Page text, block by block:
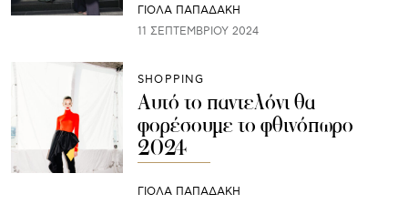
ΓΙΌΛΑ ΠΑΠΑΔΆΚΗ
11 ΣΕΠΤΕΜΒΡΊΟΥ 2024
SHOPPING
Αυτό το παντελόνι θα
φορέσουμε το φθινόπωρο
2024
ΓΙΌΛΑ ΠΑΠΑΔΆΚΗ